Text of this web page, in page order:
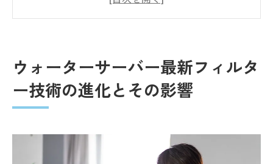
フィルター技術が水の安全性に与える影響
環境への配慮を考慮したフィルターの開発
ウォーターサーバーで使用される主要なフ
ーのフィルター魅力
ウォーターサーバー最新フィルタ
ー技術の進化とその影響